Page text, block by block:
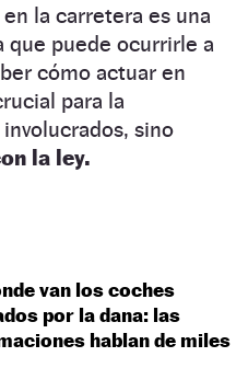
en la carretera es una
que puede ocurrirle a
cómo actuar en
para la
sino
la ley.
van los coches
por la dana: las
hablan de miles